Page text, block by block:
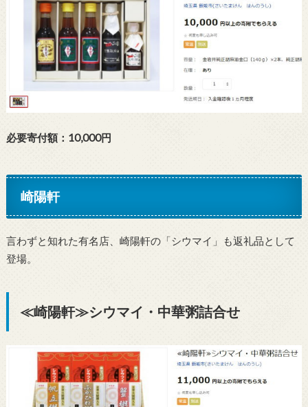
必要寄付額：10,000円
崎陽軒
言わずと知れた有名店、崎陽軒の「シウマイ」も返礼品として
登場。
≪崎陽軒≫シウマイ・中華粥詰合せ